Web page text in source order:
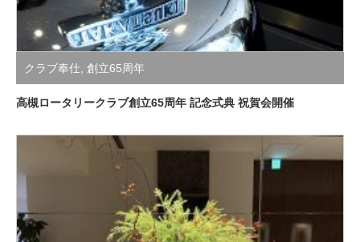
クラブ奉仕, 創立65周年
高槻ロータリークラブ創立65周年 記念式典 祝賀会開催